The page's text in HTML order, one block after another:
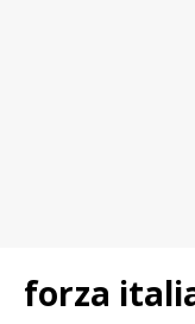
forza